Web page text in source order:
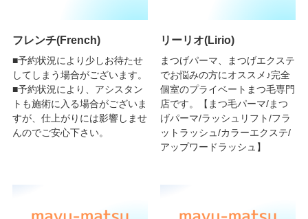
フレンチ(French)
■予約状況により少しお待たせ
してしまう場合がございます。
■予約状況により、アシスタン
トも施術に入る場合がございま
すが、仕上がりには影響しませ
んのでご安心下さい。
リーリオ(Lirio)
まつげパーマ、まつげエクステ
でお悩みの方にオススメ♪完全
個室のプライベートまつ毛専門
店です。【まつ毛パーマ/まつ
げパーマ/ラッシュリフト/フラ
ットラッシュ/カラーエクステ/
アップワードラッシュ】